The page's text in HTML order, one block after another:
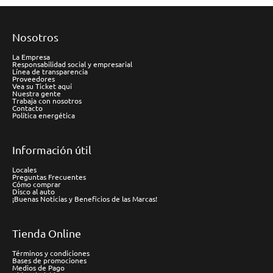
Nosotros
La Empresa
Responsabilidad social y empresarial
Línea de transparencia
Proveedores
Vea su Ticket aquí
Nuestra gente
Trabaja con nosotros
Contacto
Política energética
Información útil
Locales
Preguntas Frecuentes
Cómo comprar
Disco al auto
¡Buenas Noticias y Beneficios de las Marcas!
Tienda Online
Términos y condiciones
Bases de promociones
Medios de Pago